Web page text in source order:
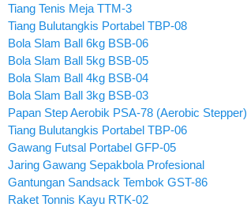
Tiang Tenis Meja TTM-3
Tiang Bulutangkis Portabel TBP-08
Bola Slam Ball 6kg BSB-06
Bola Slam Ball 5kg BSB-05
Bola Slam Ball 4kg BSB-04
Bola Slam Ball 3kg BSB-03
Papan Step Aerobik PSA-78 (Aerobic Stepper)
Tiang Bulutangkis Portabel TBP-06
Gawang Futsal Portabel GFP-05
Jaring Gawang Sepakbola Profesional
Gantungan Sandsack Tembok GST-86
Raket Tonnis Kayu RTK-02